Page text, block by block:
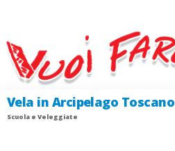
Vela in Arcipelago Toscano
Scuola e Veleggiate